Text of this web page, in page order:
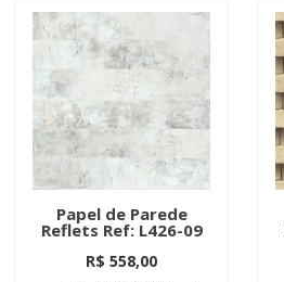
Papel de Parede
Reflets Ref: L426-09
R$ 558,00